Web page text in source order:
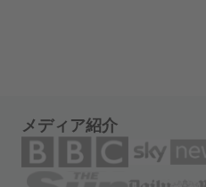
メディア紹介